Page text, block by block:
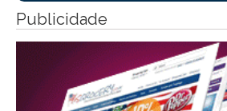
Publicidade